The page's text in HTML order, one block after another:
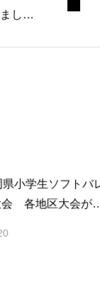
した
小学生ソフトバ
会 各地区大会が